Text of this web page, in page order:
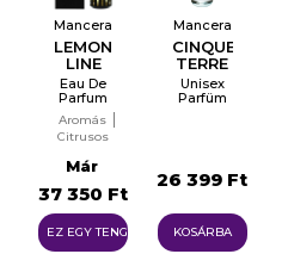
Mancera
LEMON
LINE
Eau De
Parfum
Aromás
Citrusos
Már
37 350 Ft
EZ EGY TENGER
Mancera
CINQUE
TERRE
Unisex
Parfüm
26 399 Ft
KOSÁRBA